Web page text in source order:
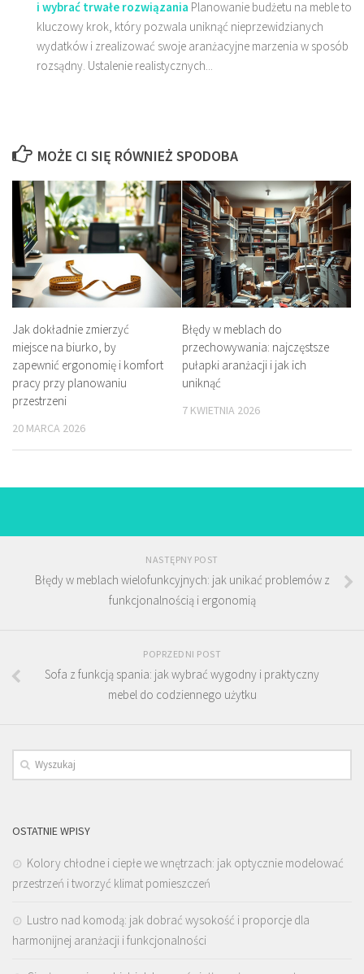
i wybrać trwałe rozwiązania Planowanie budżetu na meble to
kluczowy krok, który pozwala uniknąć nieprzewidzianych
wydatków i zrealizować swoje aranżacyjne marzenia w sposób
rozsądny. Ustalenie realistycznych...
MOŻE CI SIĘ RÓWNIEŻ SPODOBA
Jak dokładnie zmierzyć
miejsce na biurko, by
zapewnić ergonomię i komfort
pracy przy planowaniu
przestrzeni
20 MARCA 2026
Błędy w meblach do
przechowywania: najczęstsze
pułapki aranżacji i jak ich
uniknąć
7 KWIETNIA 2026
NASTĘPNY POST
Błędy w meblach wielofunkcyjnych: jak unikać problemów z
funkcjonalnością i ergonomią
POPRZEDNI POST
Sofa z funkcją spania: jak wybrać wygodny i praktyczny
mebel do codziennego użytku
OSTATNIE WPISY
Kolory chłodne i ciepłe we wnętrzach: jak optycznie modelować
przestrzeń i tworzyć klimat pomieszczeń
Lustro nad komodą: jak dobrać wysokość i proporcje dla
harmonijnej aranżacji i funkcjonalności